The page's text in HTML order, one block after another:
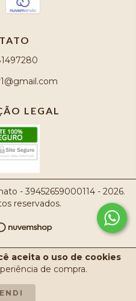
aceita o uso de cookies
de compra.
LEGAL
- 39452659000114 - 2026.
reservados.